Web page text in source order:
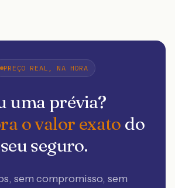
PREÇO REAL, NA HORA
uma prévia?
o valor exato do
seu seguro.
sem compromisso, sem